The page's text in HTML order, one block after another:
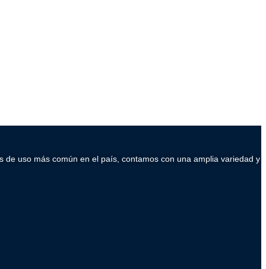
uso más común en el país, contamos con una amplia variedad y